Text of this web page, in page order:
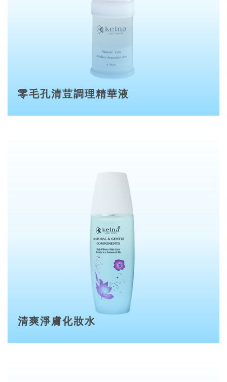
零毛孔清荳調理精華液
清爽淨膚化妝水